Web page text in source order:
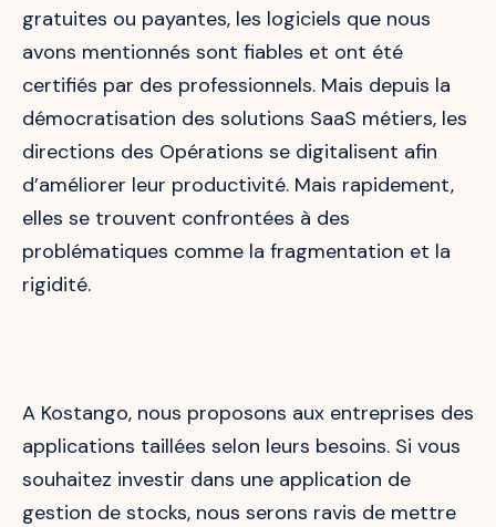
gratuites ou payantes, les logiciels que nous
avons mentionnés sont fiables et ont été
certifiés par des professionnels. Mais depuis la
démocratisation des solutions SaaS métiers, les
directions des Opérations se digitalisent afin
d’améliorer leur productivité. Mais rapidement,
elles se trouvent confrontées à des
problématiques comme la fragmentation et la
rigidité.
A Kostango, nous proposons aux entreprises des
applications taillées selon leurs besoins. Si vous
souhaitez investir dans une application de
gestion de stocks, nous serons ravis de mettre